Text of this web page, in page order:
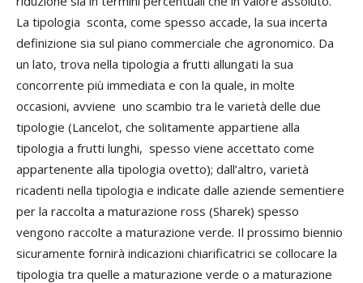
La tipologia sconta, come spesso accade, la sua incerta
definizione sia sul piano commerciale che agronomico. Da
un lato, trova nella tipologia a frutti allungati la sua
concorrente più immediata e con la quale, in molte
occasioni, avviene uno scambio tra le varietà delle due
tipologie (Lancelot, che solitamente appartiene alla
tipologia a frutti lunghi, spesso viene accettato come
appartenente alla tipologia ovetto); dall’altro, varietà
ricadenti nella tipologia e indicate dalle aziende sementiere
per la raccolta a maturazione ross (Sharek) spesso
vengono raccolte a maturazione verde. Il prossimo biennio
sicuramente fornirà indicazioni chiarificatrici se collocare la
tipologia tra quelle a maturazione verde o a maturazione